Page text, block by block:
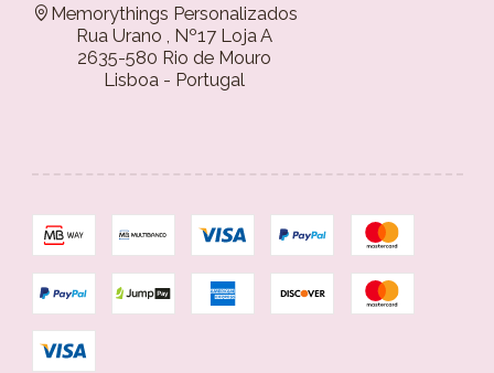
Memorythings Personalizados
Rua Urano , Nº17 Loja A
2635-580 Rio de Mouro
Lisboa - Portugal